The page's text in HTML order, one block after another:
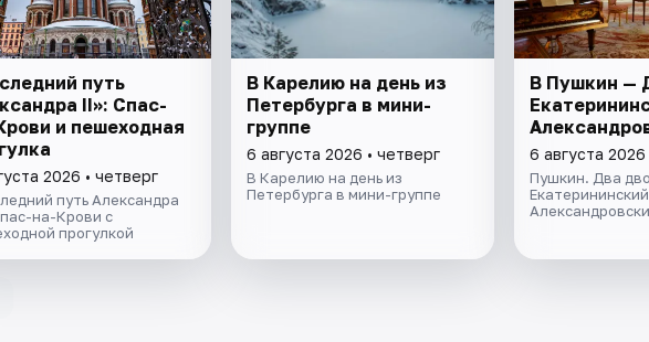
путь
II»: Спас-
и пешеходная
2026 • четверг
путь Александра
на-Крови с
прогулкой
В Карелию на день из
Петербурга в мини-
группе
6 августа 2026 • четверг
В Карелию на день из
Петербурга в мини-группе
В Пушкин —
6 августа 2026
Пушкин. Два